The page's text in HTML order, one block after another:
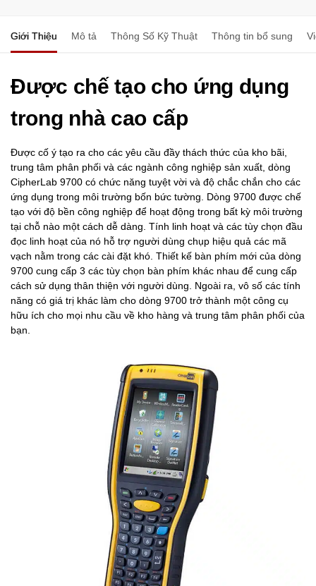
Giới Thiệu Mô tả Thông Số Kỹ Thuật Thông tin bổ sung
Được chế tạo cho ứng dụng
trong nhà cao cấp
Được cố ý tạo ra cho các yêu cầu đầy thách thức của kho bãi,
trung tâm phân phối và các ngành công nghiệp sản xuất, dòng
CipherLab 9700 có chức năng tuyệt vời và độ chắc chắn cho các
ứng dụng trong môi trường bốn bức tường. Dòng 9700 được chế
tạo với độ bền công nghiệp để hoạt động trong bất kỳ môi trường
tại chỗ nào một cách dễ dàng. Tính linh hoạt và các tùy chọn đầu
đọc linh hoạt của nó hỗ trợ người dùng chụp hiệu quả các mã
vạch nằm trong các cài đặt khó. Thiết kế bàn phím mới của dòng
9700 cung cấp 3 các tùy chọn bàn phím khác nhau để cung cấp
cách sử dụng thân thiện với người dùng. Ngoài ra, vô số các tính
năng có giá trị khác làm cho dòng 9700 trở thành một công cụ
hữu ích cho mọi nhu cầu về kho hàng và trung tâm phân phối của
bạn.